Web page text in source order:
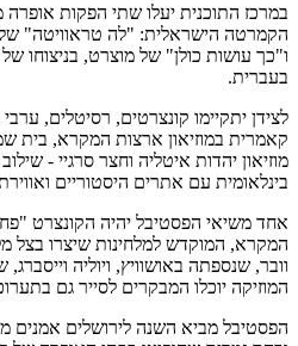
במרכז התוכנית יעלו שתי הפקות אופרה
הקמרטה הישראלית: "לה טראוויטה" של
ו"כך עושות כולן" של מוצרט, בניצוחו
בעברית.
לצידן יתקיימו קונצרטים, רסיטלים,
קאמרית במוזיאון ארצות המקרא, בית
מוזיאון יהדות איטליה וחצר סרגיי -
בינלאומית עם אתרים היסטוריים
אחד משיאי הפסטיבל יהיה הקונצרט
המקרא, המוקדש למלחינות שיצרו בצל
וובר, שנספתה באושוויץ, ויוליה
המוזיקה יוכלו המבקרים לסייר גם
הפסטיבל מביא השנה לירושלים אמנים